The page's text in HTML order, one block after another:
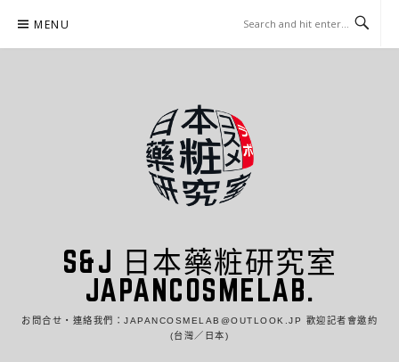
content
MENU
S&J 日本藥粧研究室
JAPANCOSMELAB.
お問合せ・連絡我們：JAPANCOSMELAB@OUTLOOK.JP 歡迎記者會邀約
(台灣／日本)